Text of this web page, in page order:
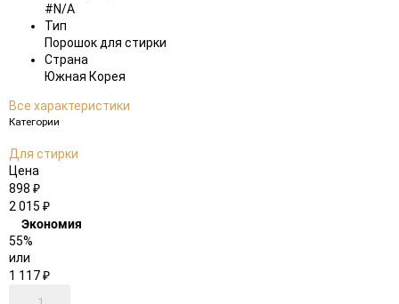
#N/A
Тип
Порошок для стирки
Страна
Южная Корея
Все характеристики
Категории
Для стирки
Цена
898 ₽
2 015 ₽
Экономия
55%
или
1 117₽